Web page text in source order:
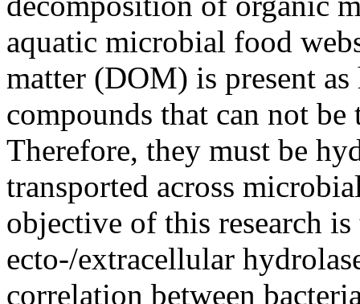
aquatic microbial food
matter (DOM) is present
compounds that can not
Therefore, they must be
transported across
objective of this research
ecto-/extracellular
correlation between